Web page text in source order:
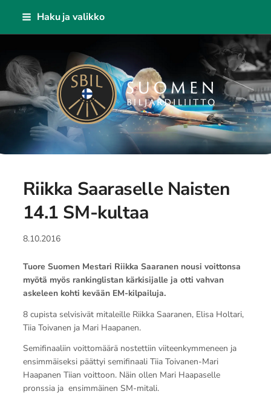
Siirry
Haku ja valikko
Suomen Biljardiliitto ry
Riikka Saaraselle Naisten
14.1 SM-kultaa
8.10.2016
Tuore Suomen Mestari Riikka Saaranen nousi voittonsa
myötä myös rankinglistan kärkisijalle ja otti vahvan
askeleen kohti kevään EM-kilpailuja.
8 cupista selvisivät mitaleille Riikka Saaranen, Elisa Holtari,
Tiia Toivanen ja Mari Haapanen.
Semifinaaliin voittomäärä nostettiin viiteenkymmeneen ja
ensimmäiseksi päättyi semifinaali Tiia Toivanen-Mari
Haapanen Tiian voittoon. Näin ollen Mari Haapaselle
pronssia ja ensimmäinen SM-mitali.